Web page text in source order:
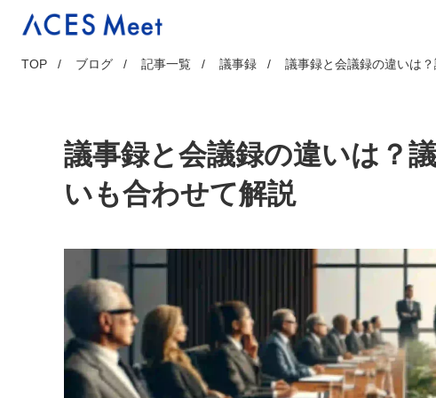
TOP ブログ 記事一覧 議事録 議事録と会議録の違いは
議事録と会議録の違いは？
いも合わせて解説